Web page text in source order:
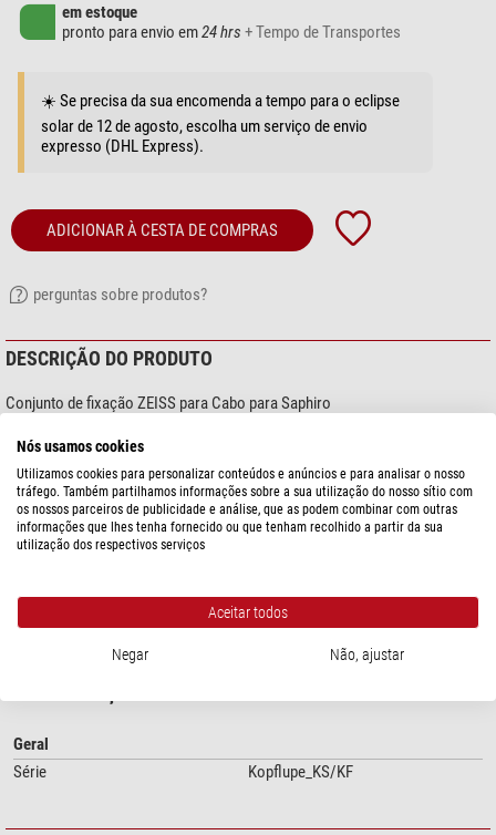
em estoque
pronto para envio em24 hrs + Tempo de Transportes
☀️ Se precisa da sua encomenda a tempo para o eclipse
solar de 12 de agosto, escolha um serviço de envio
expresso (DHL Express).
ADICIONAR À CESTA DE COMPRAS
perguntas sobre produtos?
DESCRIÇÃO DO PRODUTO
Conjunto de fixação ZEISS para Cabo para Saphiro
mostre mais...
Geral
Série
Kopflupe_KS/KF
Nós usamos cookies
Utilizamos cookies para personalizar conteúdos e anúncios e para analisar o nosso
tráfego. Também partilhamos informações sobre a sua utilização do nosso sítio com
os nossos parceiros de publicidade e análise, que as podem combinar com outras
informações que lhes tenha fornecido ou que tenham recolhido a partir da sua
utilização dos respectivos serviços
Aceitar todos
Negar Não, ajustar